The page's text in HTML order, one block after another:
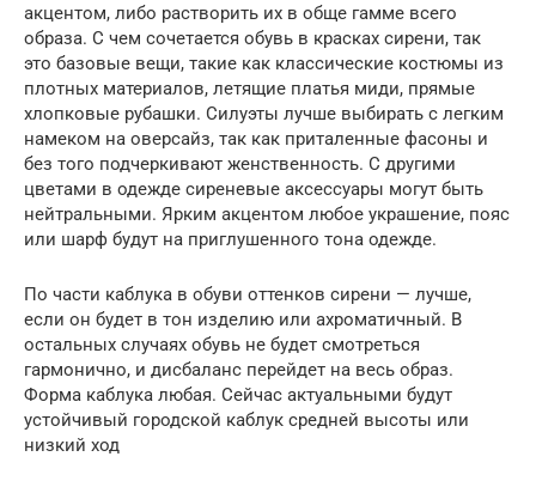
акцентом, либо растворить их в обще гамме всего
образа. С чем сочетается обувь в красках сирени, так
это базовые вещи, такие как классические костюмы из
плотных материалов, летящие платья миди, прямые
хлопковые рубашки. Силуэты лучше выбирать с легким
намеком на оверсайз, так как приталенные фасоны и
без того подчеркивают женственность. С другими
цветами в одежде сиреневые аксессуары могут быть
нейтральными. Ярким акцентом любое украшение, пояс
или шарф будут на приглушенного тона одежде.
По части каблука в обуви оттенков сирени — лучше,
если он будет в тон изделию или ахроматичный. В
остальных случаях обувь не будет смотреться
гармонично, и дисбаланс перейдет на весь образ.
Форма каблука любая. Сейчас актуальными будут
устойчивый городской каблук средней высоты или
низкий ход